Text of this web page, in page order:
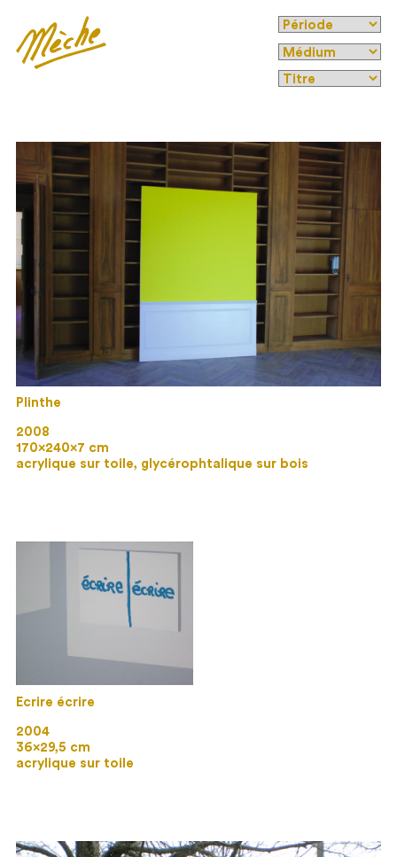
Plinthe
2008
170×240×7 cm
acrylique sur toile, glycérophtalique sur bois
Ecrire écrire
2004
36×29,5 cm
acrylique sur toile